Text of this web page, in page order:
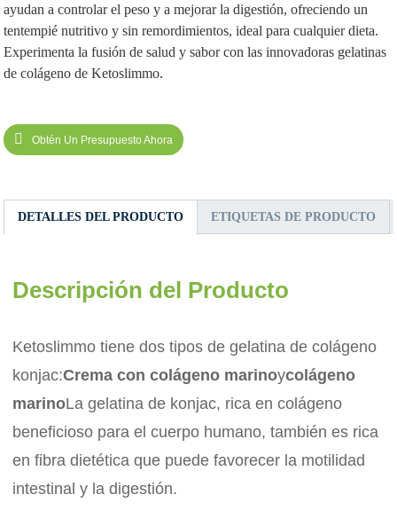
ayudan a controlar el peso y a mejorar la digestión, ofreciendo un
tentempié nutritivo y sin remordimientos, ideal para cualquier dieta.
Experimenta la fusión de salud y sabor con las innovadoras gelatinas
de colágeno de Ketoslimmo.
Obtén Un Presupuesto Ahora
DETALLES DEL PRODUCTO ETIQUETAS DE PRODUCTO
Descripción del Producto
Ketoslimmo tiene dos tipos de gelatina de colágeno
konjac:Crema con colágeno marinoycolágeno
marinoLa gelatina de konjac, rica en colágeno
beneficioso para el cuerpo humano, también es rica
en fibra dietética que puede favorecer la motilidad
intestinal y la digestión.